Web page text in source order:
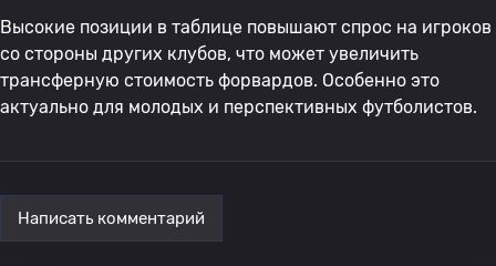
Высокие позиции в таблице повышают спрос на игроков
со стороны других клубов, что может увеличить
трансферную стоимость форвардов. Особенно это
актуально для молодых и перспективных футболистов.
Написать комментарий